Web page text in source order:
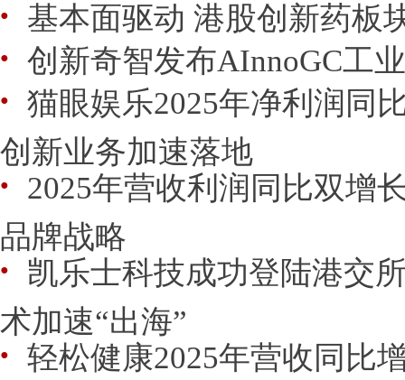
● 基本面驱动 港股创新药板
● 创新奇智发布AInnoGC工
● 猫眼娱乐2025年净利润同
创新业务加速落地
● 2025年营收利润同比双增
品牌战略
● 凯乐士科技成功登陆港交
术加速“出海”
● 轻松健康2025年营收同比